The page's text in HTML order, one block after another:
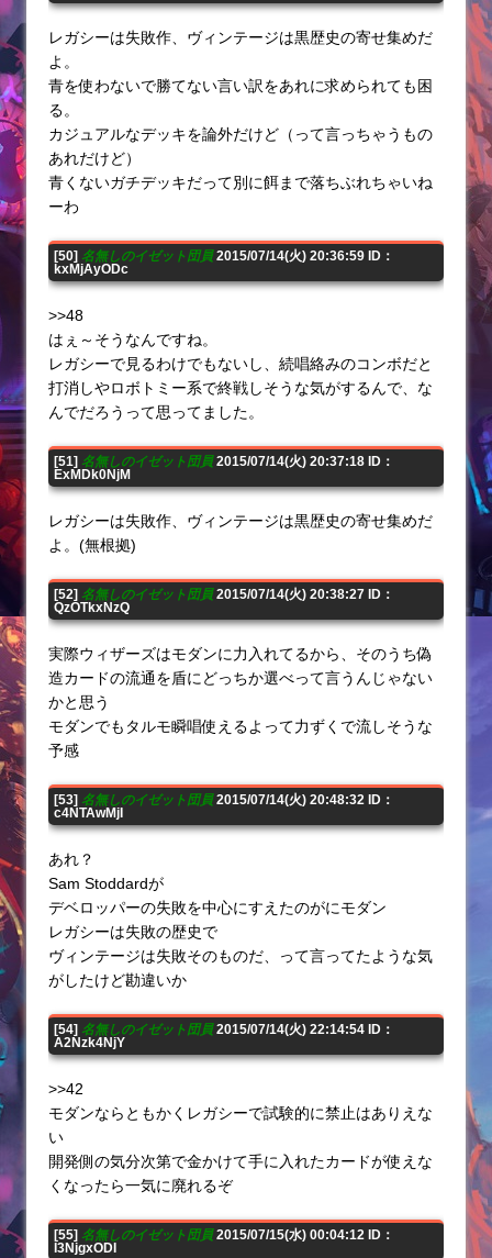
レガシーは失敗作、ヴィンテージは黒歴史の寄せ集めだ
よ。
青を使わないで勝てない言い訳をあれに求められても困
る。
カジュアルなデッキを論外だけど（って言っちゃうもの
あれだけど）
青くないガチデッキだって別に餌まで落ちぶれちゃいね
ーわ
[50] 名無しのイゼット団員2015/07/14(火) 20:36:59 ID：
kxMjAyODc
>>48
はぇ～そうなんですね。
レガシーで見るわけでもないし、続唱絡みのコンボだと
打消しやロボトミー系で終戦しそうな気がするんで、な
んでだろうって思ってました。
[51] 名無しのイゼット団員2015/07/14(火) 20:37:18 ID：
ExMDk0NjM
レガシーは失敗作、ヴィンテージは黒歴史の寄せ集めだ
よ。(無根拠)
[52] 名無しのイゼット団員2015/07/14(火) 20:38:27 ID：
QzOTkxNzQ
実際ウィザーズはモダンに力入れてるから、そのうち偽
造カードの流通を盾にどっちか選べって言うんじゃない
かと思う
モダンでもタルモ瞬唱使えるよって力ずくで流しそうな
予感
[53] 名無しのイゼット団員2015/07/14(火) 20:48:32 ID：
c4NTAwMjI
あれ？
Sam Stoddardが
デベロッパーの失敗を中心にすえたのがにモダン
レガシーは失敗の歴史で
ヴィンテージは失敗そのものだ、って言ってたような気
がしたけど勘違いか
[54] 名無しのイゼット団員2015/07/14(火) 22:14:54 ID：
A2Nzk4NjY
>>42
モダンならともかくレガシーで試験的に禁止はありえな
い
開発側の気分次第で金かけて手に入れたカードが使えな
くなったら一気に廃れるぞ
[55] 名無しのイゼット団員2015/07/15(水) 00:04:12 ID：
I3NjgxODI